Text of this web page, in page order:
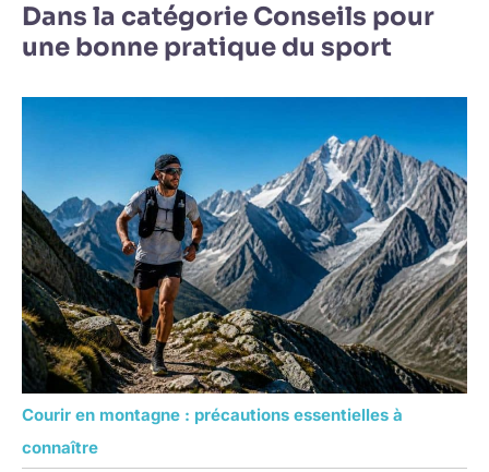
Dans la catégorie Conseils pour
une bonne pratique du sport
Courir en montagne : précautions essentielles à
connaître